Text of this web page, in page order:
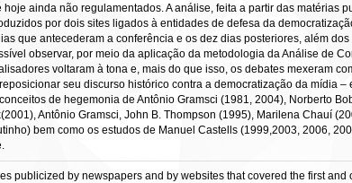
ainda não regulamentados. A análise, feita a partir das matérias
por dois sites ligados à entidades de defesa da
que antecederam a conferência e os dez dias posteriores, além
observar, por meio da aplicação da metodologia da Análise de
voltaram à tona e, mais do que isso, os debates mexeram
seu discurso histórico contra a democratização da mídia
de hegemonia de Antônio Gramsci (1981, 2004), Norberto
Antônio Gramsci, John B. Thompson (1995), Marilena Chauí
bem como os estudos de Manuel Castells (1999,2003, 2006,
publicized by newspapers and by websites that covered the first